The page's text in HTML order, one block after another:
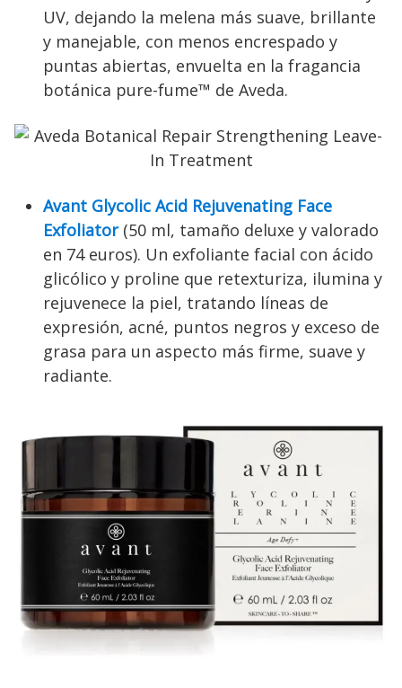
UV, dejando la melena más suave, brillante
y manejable, con menos encrespado y
puntas abiertas, envuelta en la fragancia
botánica pure-fume™ de Aveda.
Avant Glycolic Acid Rejuvenating Face
Exfoliator(50 ml, tamaño deluxe y valorado
en 74 euros). Un exfoliante facial con ácido
glicólico y proline que retexturiza, ilumina y
rejuvenece la piel, tratando líneas de
expresión, acné, puntos negros y exceso de
grasa para un aspecto más firme, suave y
radiante.